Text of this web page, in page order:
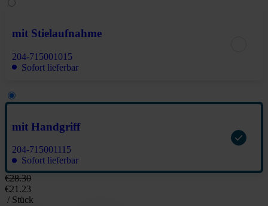
mit Stielaufnahme
204-715001015
Sofort lieferbar
mit Handgriff
204-715001115
Sofort lieferbar
€28.30
€21.23
/ Stück